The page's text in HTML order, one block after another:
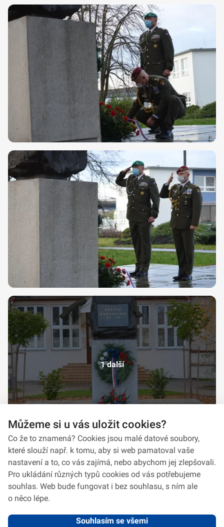
1 další
Můžeme si u vás uložit cookies?
Co že to znamená? Cookies jsou malé datové soubory,
které slouží např. k tomu, aby si web pamatoval vaše
nastavení a to, co vás zajímá, nebo abychom jej zlepšovali.
Pro ukládání různých typů cookies od vás potřebujeme
souhlas. Web bude fungovat i bez souhlasu, s ním ale
o něco lépe.
Souhlasím se všemi